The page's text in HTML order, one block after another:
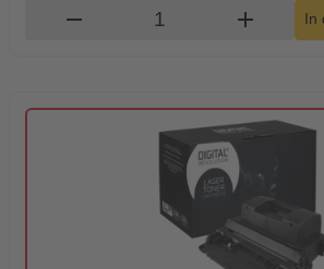
remove Produkt Warenkorb
add In